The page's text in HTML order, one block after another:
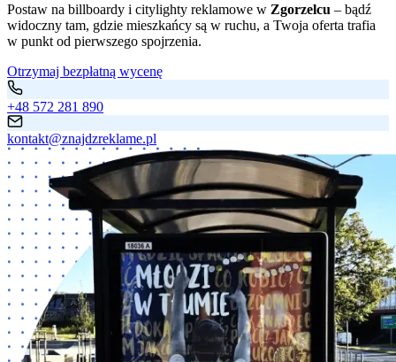
Postaw na billboardy i citylighty reklamowe w Zgorzelcu – bądź
widoczny tam, gdzie mieszkańcy są w ruchu, a Twoja oferta trafia
w punkt od pierwszego spojrzenia.
Otrzymaj bezpłatną wycenę
+48 572 281 890
kontakt@znajdzreklame.pl